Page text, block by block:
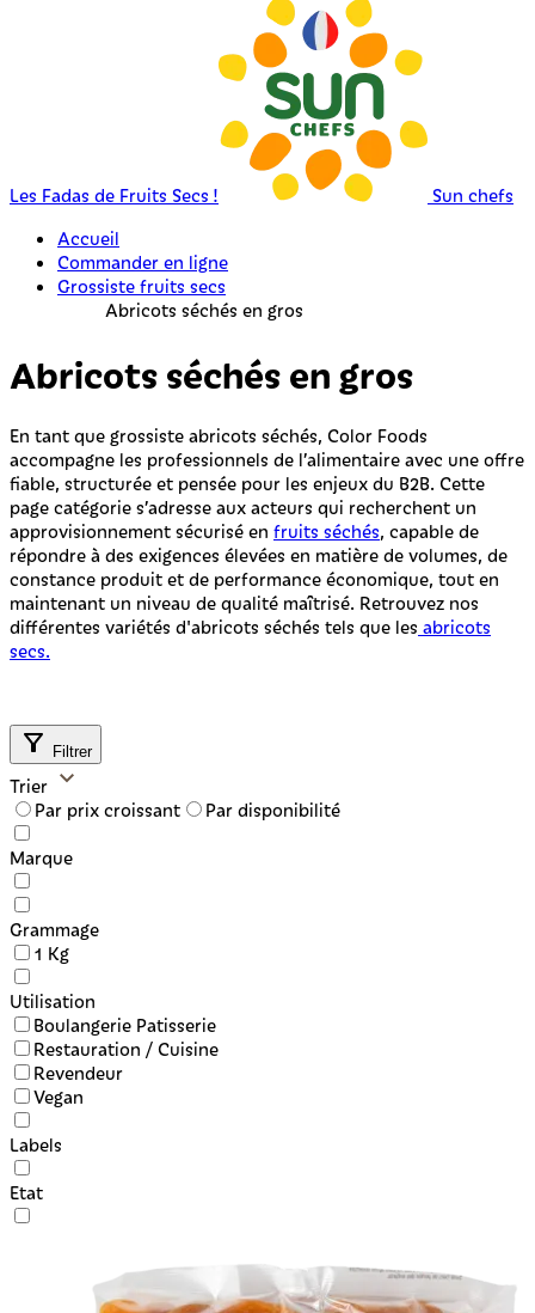
Les Fadas de Fruits Secs !
Sun chefs
Accueil
Commander en ligne
Grossiste fruits secs
Abricots séchés en gros
Abricots séchés en gros
En tant que grossiste abricots séchés, Color Foods
accompagne les professionnels de l’alimentaire avec une offre
fiable, structurée et pensée pour les enjeux du B2B. Cette
page catégorie s’adresse aux acteurs qui recherchent un
approvisionnement sécurisé en fruits séchés, capable de
répondre à des exigences élevées en matière de volumes, de
constance produit et de performance économique, tout en
maintenant un niveau de qualité maîtrisé. Retrouvez nos
différentes variétés d'abricots séchés tels que les abricots
secs.
Filtrer
Trier
Par prix croissant
Par disponibilité
Marque
Grammage
1 Kg
Utilisation
Boulangerie Patisserie
Restauration / Cuisine
Revendeur
Vegan
Labels
Etat